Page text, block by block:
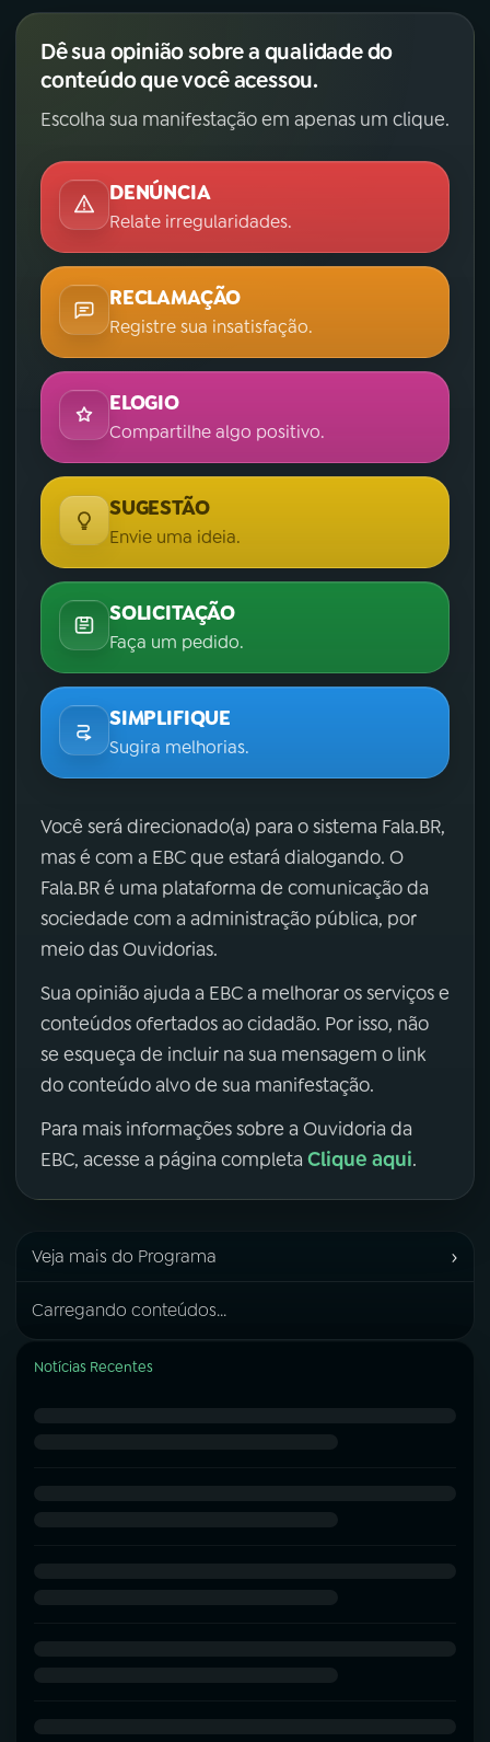
Dê sua opinião sobre a qualidade do
conteúdo que você acessou.
Escolha sua manifestação em apenas um clique.
DENÚNCIA
Relate irregularidades.
RECLAMAÇÃO
Registre sua insatisfação.
ELOGIO
Compartilhe algo positivo.
SUGESTÃO
Envie uma ideia.
SOLICITAÇÃO
Faça um pedido.
SIMPLIFIQUE
Sugira melhorias.
Você será direcionado(a) para o sistema Fala.BR,
mas é com a EBC que estará dialogando. O
Fala.BR é uma plataforma de comunicação da
sociedade com a administração pública, por
meio das Ouvidorias.
Sua opinião ajuda a EBC a melhorar os serviços e
conteúdos ofertados ao cidadão. Por isso, não
se esqueça de incluir na sua mensagem o link
do conteúdo alvo de sua manifestação.
Para mais informações sobre a Ouvidoria da
EBC, acesse a página completa Clique aqui.
Veja mais do Programa ›
Carregando conteúdos...
Notícias Recentes